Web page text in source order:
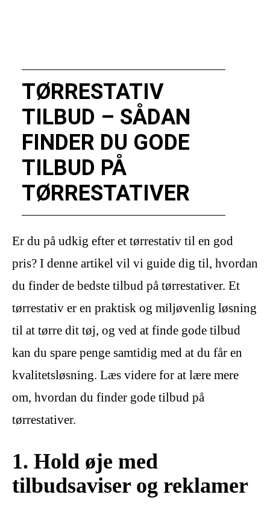
TØRRESTATIV
TILBUD – SÅDAN
FINDER DU GODE
TILBUD PÅ
TØRRESTATIVER
Er du på udkig efter et tørrestativ til en god
pris? I denne artikel vil vi guide dig til, hvordan
du finder de bedste tilbud på tørrestativer. Et
tørrestativ er en praktisk og miljøvenlig løsning
til at tørre dit tøj, og ved at finde gode tilbud
kan du spare penge samtidig med at du får en
kvalitetsløsning. Læs videre for at lære mere
om, hvordan du finder gode tilbud på
tørrestativer.
1. Hold øje med
tilbudsaviser og reklamer